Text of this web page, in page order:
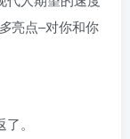
亮点–对你和你
。